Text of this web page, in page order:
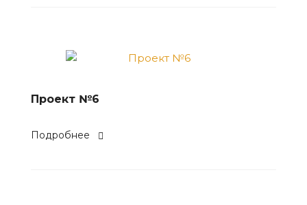
Проект №6
Подробнее